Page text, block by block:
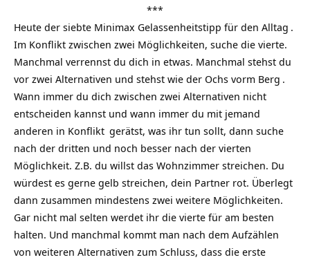
***
Heute der siebte Minimax Gelassenheitstipp für den Alltag .
Im Konflikt zwischen zwei Möglichkeiten, suche die vierte.
Manchmal verrennst du dich in etwas. Manchmal stehst du
vor zwei Alternativen und stehst wie der Ochs vorm Berg .
Wann immer du dich zwischen zwei Alternativen nicht
entscheiden kannst und wann immer du mit jemand
anderen in Konflikt gerätst, was ihr tun sollt, dann suche
nach der dritten und noch besser nach der vierten
Möglichkeit. Z.B. du willst das Wohnzimmer streichen. Du
würdest es gerne gelb streichen, dein Partner rot. Überlegt
dann zusammen mindestens zwei weitere Möglichkeiten.
Gar nicht mal selten werdet ihr die vierte für am besten
halten. Und manchmal kommt man nach dem Aufzählen
von weiteren Alternativen zum Schluss, dass die erste